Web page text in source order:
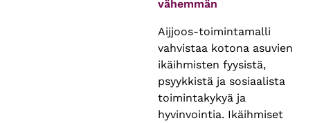
vähemmän
Aijjoos-toimintamalli
vahvistaa kotona asuvien
ikäihmisten fyysistä,
psyykkistä ja sosiaalista
toimintakykyä ja
hyvinvointia. Ikäihmiset